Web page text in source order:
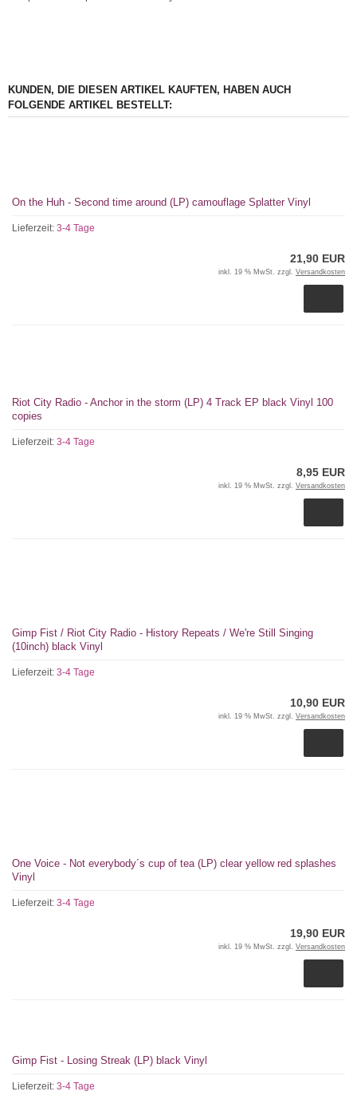
KUNDEN, DIE DIESEN ARTIKEL KAUFTEN, HABEN AUCH
FOLGENDE ARTIKEL BESTELLT:
On the Huh - Second time around (LP) camouflage Splatter Vinyl
Lieferzeit: 3-4 Tage
21,90 EUR
inkl. 19 % MwSt. zzgl. Versandkosten
Riot City Radio - Anchor in the storm (LP) 4 Track EP black Vinyl 100
copies
Lieferzeit: 3-4 Tage
8,95 EUR
inkl. 19 % MwSt. zzgl. Versandkosten
Gimp Fist / Riot City Radio - History Repeats / We're Still Singing
(10inch) black Vinyl
Lieferzeit: 3-4 Tage
10,90 EUR
inkl. 19 % MwSt. zzgl. Versandkosten
One Voice - Not everybody´s cup of tea (LP) clear yellow red splashes
Vinyl
Lieferzeit: 3-4 Tage
19,90 EUR
inkl. 19 % MwSt. zzgl. Versandkosten
Gimp Fist - Losing Streak (LP) black Vinyl
Lieferzeit: 3-4 Tage